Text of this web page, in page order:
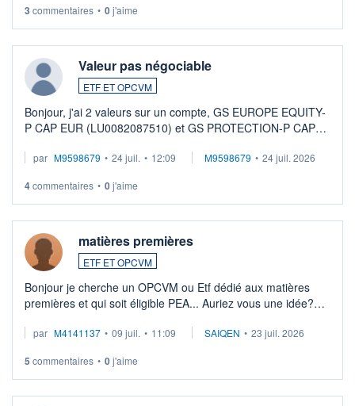
3 commentaires • 0j'aime
Valeur pas négociable
ETF ET OPCVM
Bonjour, j'ai 2 valeurs sur un compte, GS EUROPE EQUITY-
P CAP EUR (LU0082087510) et GS PROTECTION-P CAP
veux procéder à la vente, on me signale ...
par M9598679 • 24 juil. • 12:09 M9598679 • 24 juil. 2026
4commentaires • 0j'aime
matières premières
ETF ET OPCVM
Bonjour je cherche un OPCVM ou Etf dédié aux matières
premières et qui soit éligible PEA... Auriez vous une idée?
par M4141137 • 09 juil. • 11:09 SAIQEN • 23 juil. 2026
5 commentaires • 0j'aime